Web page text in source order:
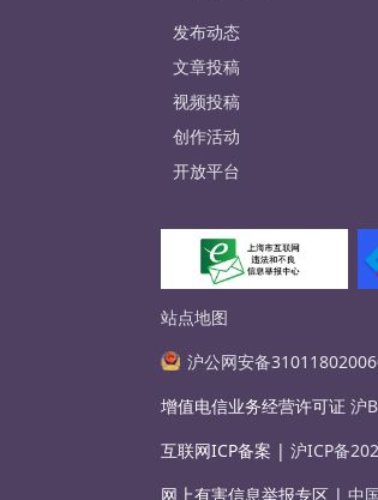
发布动态
文章投稿
视频投稿
创作活动
开放平台
站点地图
沪公网安备
增值电信业务经营许可证沪
互联网ICP备案 |沪ICP备
网上有害信息举报专区 |中